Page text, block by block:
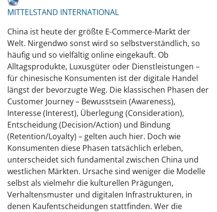
MITTELSTAND INTERNATIONAL
China ist heute der größte E-Commerce-Markt der
Welt. Nirgendwo sonst wird so selbstverständlich, so
häufig und so vielfältig online eingekauft. Ob
Alltagsprodukte, Luxusgüter oder Dienstleistungen –
für chinesische Konsumenten ist der digitale Handel
längst der bevorzugte Weg. Die klassischen Phasen der
Customer Journey – Bewusstsein (Awareness),
Interesse (Interest), Überlegung (Consideration),
Entscheidung (Decision/Action) und Bindung
(Retention/Loyalty) – gelten auch hier. Doch wie
Konsumenten diese Phasen tatsächlich erleben,
unterscheidet sich fundamental zwischen China und
westlichen Märkten. Ursache sind weniger die Modelle
selbst als vielmehr die kulturellen Prägungen,
Verhaltensmuster und digitalen Infrastrukturen, in
denen Kaufentscheidungen stattfinden. Wer die